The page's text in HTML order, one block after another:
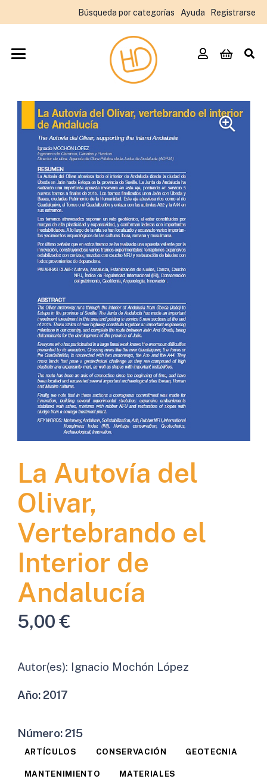
Búsqueda por categorías Ayuda Registrarse
La Autovía del
Olivar,
Vertebrando el
Interior de
Andalucía
5,00€
Autor(es): Ignacio Mochón López
Año:2017
Número:215
ARTÍCULOS CONSERVACIÓN GEOTECNIA
MANTENIMIENTO MATERIALES